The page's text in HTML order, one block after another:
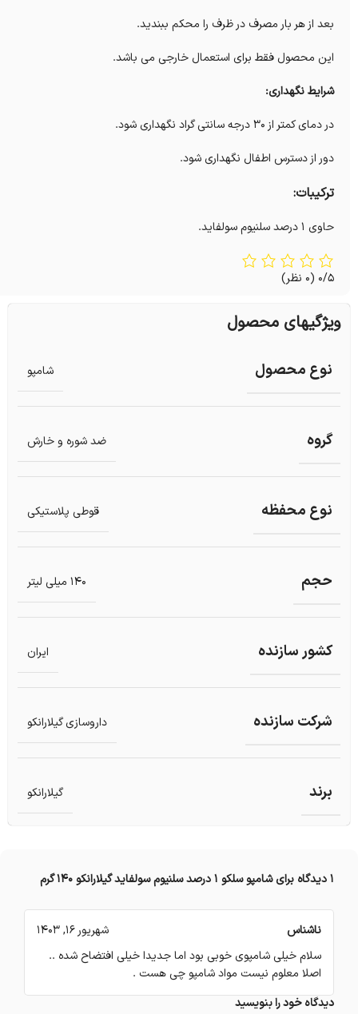
بعد از هر بار مصرف در ظرف را محکم ببندید.
این محصول فقط برای استعمال خارجی می باشد.
شرایط نگهداری:
در دمای کمتر از 30 درجه سانتی گراد نگهداری شود.
دور از دسترس اطفال نگهداری شود.
ترکیبات:
حاوی ۱ درصد سلنیوم سولفاید.
0/5 (0 نظر)
ویژگیهای محصول
نوع محصول شامپو
گروه ضد شوره و خارش
نوع محفظه قوطی پلاستیکی
حجم 140 میلی لیتر
کشور سازنده ایران
شرکت سازنده داروسازی گیلارانکو
برند گیلارانکو
1 دیدگاه برای شامپو سلکو 1 درصد سلنیوم سولفاید گیلارانکو 140 گرم
ناشناس
شهریور 16, 1403
سلام خیلی شامپوی خوبی بود اما جدیدا خیلی افتضاح شده ..
اصلا معلوم نیست مواد شامپو چی هست .
دیدگاه خود را بنویسید